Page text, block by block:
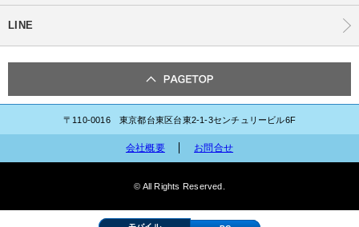
LINE
〒110-0016 東京都台東区台東2-1-3センチュリービル6F
会社概要 お問合せ
© All Rights Reserved.